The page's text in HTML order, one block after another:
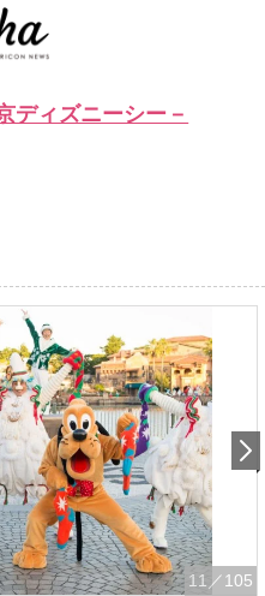
ィズニーシー－
11 ／105